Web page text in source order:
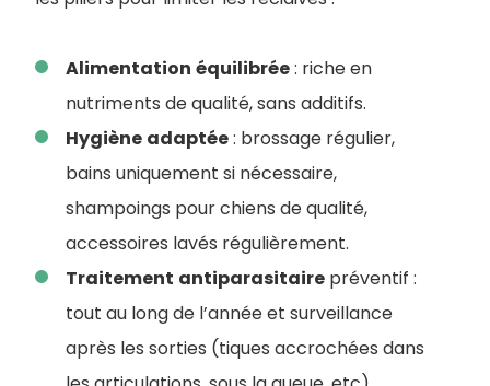
Alimentation équilibrée: riche en
nutriments de qualité, sans additifs.
Hygiène adaptée: brossage régulier,
bains uniquement si nécessaire,
shampoings pour chiens de qualité,
accessoires lavés régulièrement.
Traitement antiparasitaire préventif :
tout au long de l’année et surveillance
après les sorties (tiques accrochées dans